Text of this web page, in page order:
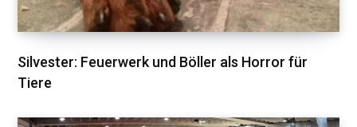
Silvester: Feuerwerk und Böller als Horror für
Tiere